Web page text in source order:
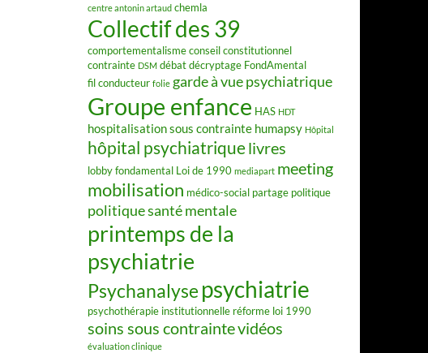
centre antonin artaud chemla
Collectif des 39
comportementalismeconseil constitutionnel
contrainte DSM débatdécryptage FondAmental
fil conducteur folie garde à vue psychiatrique
Groupe enfance HAS HDT
hospitalisation sous contrainte humapsy Hôpital
hôpital psychiatriquelivres
lobby fondamental Loi de 1990 mediapart meeting
mobilisation médico-social partage politique
politique santé mentale
printemps de la
psychiatrie
Psychanalyse psychiatrie
psychothérapie institutionnelle réforme loi 1990
soins sous contraintevidéos
évaluation clinique